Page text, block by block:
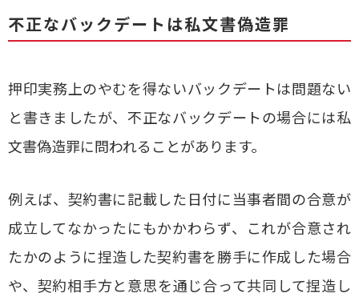
不正なバックデートは私文書偽造罪
押印実務上のやむを得ないバックデートは問題ない
と書きましたが、不正なバックデートの場合には私
文書偽造罪に問われることがあります。
例えば、契約書に記載した日付に当事者間の合意が
成立してなかったにもかかわらず、これが合意され
たかのように捏造した契約書を勝手に作成した場合
や、契約相手方と意思を通じ合って共同して捏造し